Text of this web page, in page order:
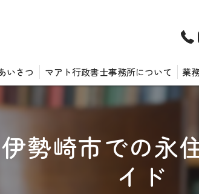
いさつ マアト行政書士事務所について 業
勢崎市での永
イド